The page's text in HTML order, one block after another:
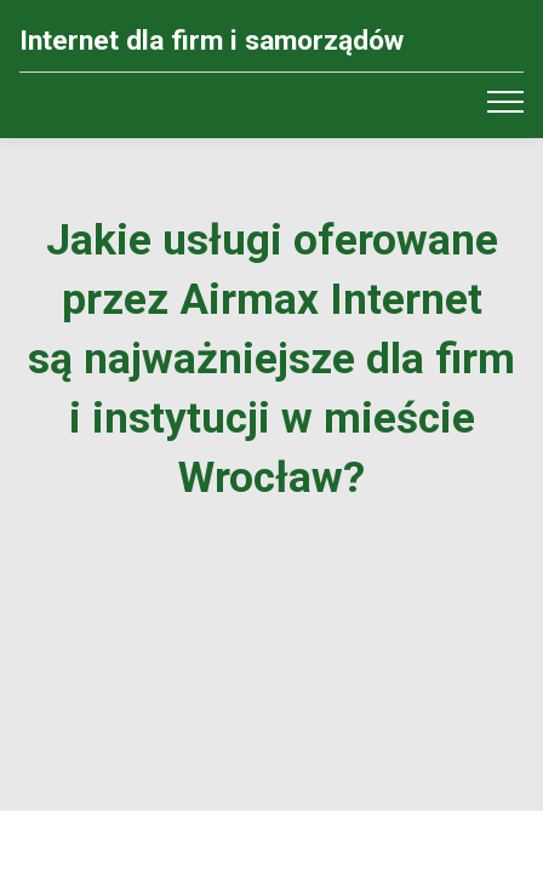
Internet dla firm i samorządów
Jakie usługi oferowane
przez Airmax Internet
są najważniejsze dla firm
i instytucji w mieście
Wrocław?